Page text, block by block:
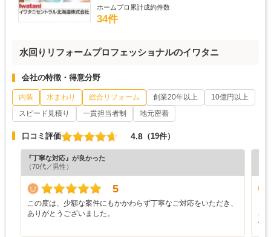
ホームプロ累計成約件数
34件
水回りリフォームプロフェッショナルのイワタニ
会社の特徴・得意分野
内装 水まわり 総合リフォーム 創業20年以上
10億円以上
スピード見積り
一貫担当者制 地元密着
口コミ評価 4.8 （19件）
『丁寧な対応』が良かった
（70代／男性）
5
この度は、少額な案件にもかかわらず丁寧なご対応をいただき、
ありがとうございました。
ろ
て